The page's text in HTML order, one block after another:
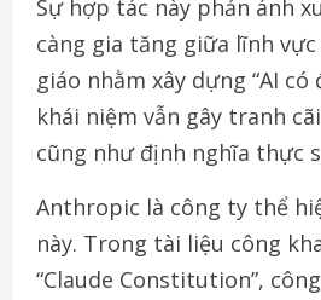
Sự hợp tác này phản ánh
càng gia tăng giữa lĩnh
giáo nhằm xây dựng “AI
khái niệm vẫn gây tranh
cũng như định nghĩa thực
Anthropic là công ty thể
này. Trong tài liệu công
“Claude Constitution”,